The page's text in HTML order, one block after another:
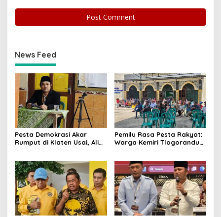
News Feed
Pesta Demokrasi Akar
Rumput di Klaten Usai, Alim
Pemilu Rasa Pesta Rakyat:
Warga Kemiri Tlogorandu
Prize Menarik!